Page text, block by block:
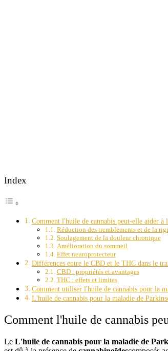
Index
Comment l'huile de cannabis peut-elle aider
Réduction des tremblements et de la
Soulagement de la douleur chronique
Amélioration du sommeil
Effet neuroprotecteur
Différences entre le CBD et le THC dans le
CBD : propriétés et avantages
THC : effets et limites
Comment utiliser l'huile de cannabis pour la
L'huile de cannabis pour la maladie de
Comment l'huile de cannabis
Le L'huile de cannabis pour la maladie de